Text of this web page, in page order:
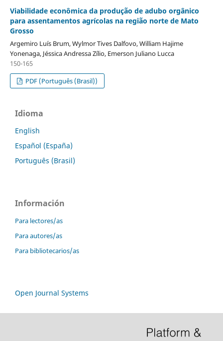
Viabilidade econômica da produção de adubo orgânico
para assentamentos agrícolas na região norte de Mato
Grosso
Argemiro Luís Brum, Wylmor Tives Dalfovo, William Hajime
Yonenaga, Jéssica Andressa Zílio, Emerson Juliano Lucca
150-165
PDF (Português (Brasil))
Idioma
English
Español (España)
Português (Brasil)
Información
Para lectores/as
Para autores/as
Para bibliotecarios/as
Open Journal Systems